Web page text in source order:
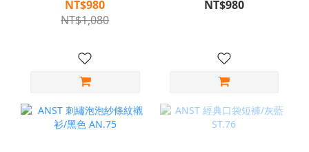
NT$980
NT$1,080
NT$980